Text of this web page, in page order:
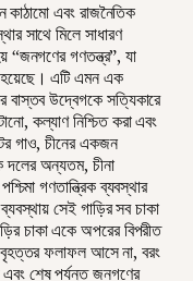
এবং রাজনৈতিক
সাথে মিলে সাধারণ
গণতন্ত্র”, যা
হয়েছে। এটি এমন এক
বাস্তব উদ্বেগকে সত্যিকারে
কল্যাণ নিশ্চিত করা এবং
গাও, চীনের একজন
দলের অন্যতম, চীনা
গণতান্ত্রিক ব্যবস্থার
সেই গাড়ির সব চাকা
চাকা একে অপরের বিপরীত
বৃহত্তর ফলাফল আসে না, বরং
এবং শেষ পর্যন্ত জনগণের